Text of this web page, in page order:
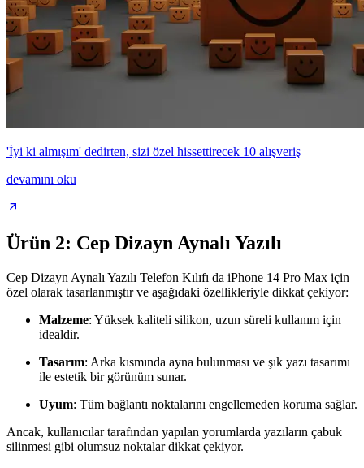
'İyi ki almışım' dedirten, sizi özel hissettirecek 10 alışveriş
devamını oku
Ürün 2: Cep Dizayn Aynalı Yazılı
Cep Dizayn Aynalı Yazılı Telefon Kılıfı da iPhone 14 Pro Max için
özel olarak tasarlanmıştır ve aşağıdaki özellikleriyle dikkat çekiyor:
Malzeme: Yüksek kaliteli silikon, uzun süreli kullanım için
idealdir.
Tasarım: Arka kısmında ayna bulunması ve şık yazı tasarımı
ile estetik bir görünüm sunar.
Uyum: Tüm bağlantı noktalarını engellemeden koruma sağlar.
Ancak, kullanıcılar tarafından yapılan yorumlarda yazıların çabuk
silinmesi gibi olumsuz noktalar dikkat çekiyor.